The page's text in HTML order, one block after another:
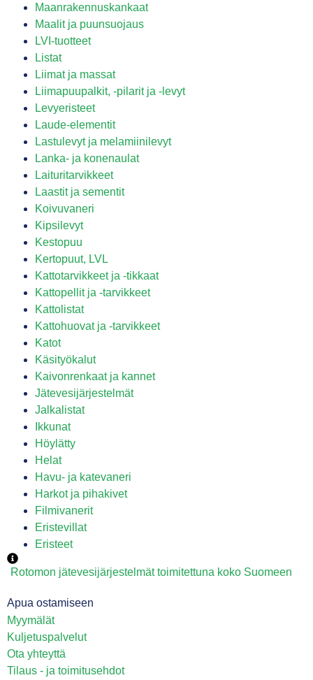
Maanrakennuskankaat
Maalit ja puunsuojaus
LVI-tuotteet
Listat
Liimat ja massat
Liimapuupalkit, -pilarit ja -levyt
Levyeristeet
Laude-elementit
Lastulevyt ja melamiinilevyt
Lanka- ja konenaulat
Laituritarvikkeet
Laastit ja sementit
Koivuvaneri
Kipsilevyt
Kestopuu
Kertopuut, LVL
Kattotarvikkeet ja -tikkaat
Kattopellit ja -tarvikkeet
Kattolistat
Kattohuovat ja -tarvikkeet
Katot
Käsityökalut
Kaivonrenkaat ja kannet
Jätevesijärjestelmät
Jalkalistat
Ikkunat
Höylätty
Helat
Havu- ja katevaneri
Harkot ja pihakivet
Filmivanerit
Eristevillat
Eristeet
Rotomon jätevesijärjestelmät toimitettuna koko Suomeen
Apua ostamiseen
Myymälät
Kuljetuspalvelut
Ota yhteyttä
Tilaus - ja toimitusehdot